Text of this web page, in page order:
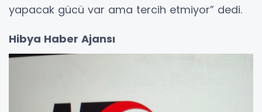
yapacak gücü var ama tercih etmiyor” dedi.
Hibya Haber Ajansı